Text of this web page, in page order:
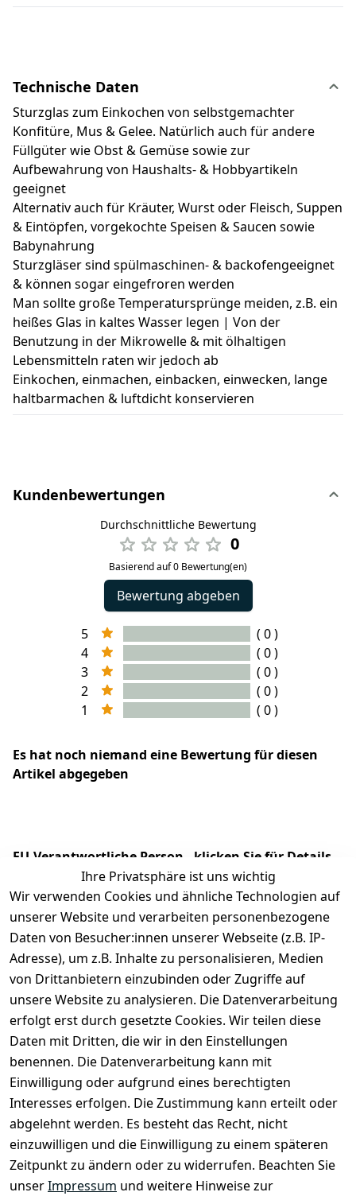
Technische Daten
Sturzglas zum Einkochen von selbstgemachter
Konfitüre, Mus & Gelee. Natürlich auch für andere
Füllgüter wie Obst & Gemüse sowie zur
Aufbewahrung von Haushalts- & Hobbyartikeln
geeignet
Alternativ auch für Kräuter, Wurst oder Fleisch, Suppen
& Eintöpfen, vorgekochte Speisen & Saucen sowie
Babynahrung
Sturzgläser sind spülmaschinen- & backofengeeignet
& können sogar eingefroren werden
Man sollte große Temperatursprünge meiden, z.B. ein
heißes Glas in kaltes Wasser legen | Von der
Benutzung in der Mikrowelle & mit ölhaltigen
Lebensmitteln raten wir jedoch ab
Einkochen, einmachen, einbacken, einwecken, lange
haltbarmachen & luftdicht konservieren
Kundenbewertungen
Durchschnittliche Bewertung
0
Basierend auf 0 Bewertung(en)
Bewertung abgeben
5
( 0 )
4
( 0 )
3
( 0 )
2
( 0 )
1
( 0 )
Es hat noch niemand eine Bewertung für diesen
Artikel abgegeben
EU-Verantwortliche Person - klicken Sie für Details
Ihre Privatsphäre ist uns wichtig
Wir verwenden Cookies und ähnliche Technologien auf
unserer Website und verarbeiten personenbezogene
Daten von Besucher:innen unserer Webseite (z.B. IP-
Adresse), um z.B. Inhalte zu personalisieren, Medien
von Drittanbietern einzubinden oder Zugriffe auf
unsere Website zu analysieren. Die Datenverarbeitung
erfolgt erst durch gesetzte Cookies. Wir teilen diese
Daten mit Dritten, die wir in den Einstellungen
benennen. Die Datenverarbeitung kann mit
Einwilligung oder aufgrund eines berechtigten
Interesses erfolgen. Die Zustimmung kann erteilt oder
abgelehnt werden. Es besteht das Recht, nicht
einzuwilligen und die Einwilligung zu einem späteren
Zeitpunkt zu ändern oder zu widerrufen. Beachten Sie
unserImpressum und weitere Hinweise zur
Rechtliches
Impressum
Datenschutze
rklärung
Barrierefreihe
itserklärung
Services
Registrieren